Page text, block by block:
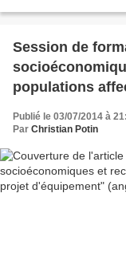
Session de
populations
d'équipement"
Publié le 03/07/2014 à
Par Christian Potin